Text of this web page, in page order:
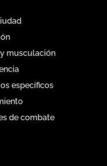
musculación
específicos
de combate